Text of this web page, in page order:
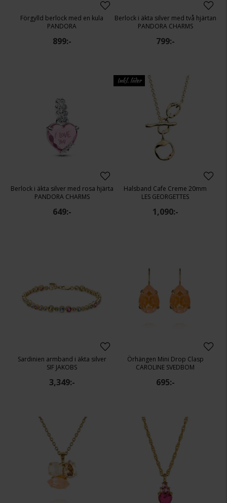
Förgylld berlock med en kula
PANDORA
899:-
Berlock i äkta silver med två hjärtan
PANDORA CHARMS
799:-
Berlock i äkta silver med rosa hjärta
PANDORA CHARMS
649:-
Inkl. läder
Halsband Cafe Creme 20mm
LES GEORGETTES
1,090:-
Sardinien armband i äkta silver
SIF JAKOBS
3,349:-
Örhängen Mini Drop Clasp
CAROLINE SVEDBOM
695:-